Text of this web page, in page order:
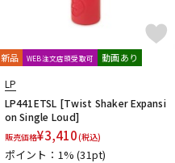
新品 WEB注文店頭受取可 動画あり
LP
LP441ETSL [Twist Shaker Expansi
on Single Loud]
販売価格¥3,410(税込)
ポイント：1%(31pt)